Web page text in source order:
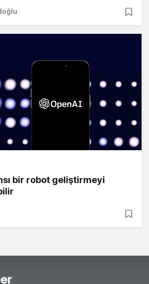
bir robot geliştirmeyi